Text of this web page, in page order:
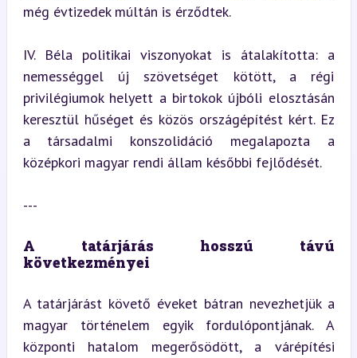
még évtizedek múltán is érződtek.
IV. Béla politikai viszonyokat is átalakította: a
nemességgel új szövetséget kötött, a régi
privilégiumok helyett a birtokok újbóli elosztásán
keresztül hűséget és közös országépítést kért. Ez
a társadalmi konszolidáció megalapozta a
középkori magyar rendi állam későbbi fejlődését.
---
A tatárjárás hosszú távú
következményei
A tatárjárást követő éveket bátran nevezhetjük a
magyar történelem egyik fordulópontjának. A
központi hatalom megerősödött, a várépítési